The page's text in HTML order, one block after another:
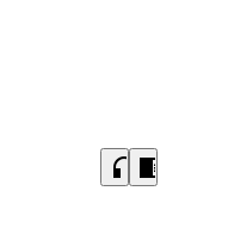
headphones chrome_reader_mode